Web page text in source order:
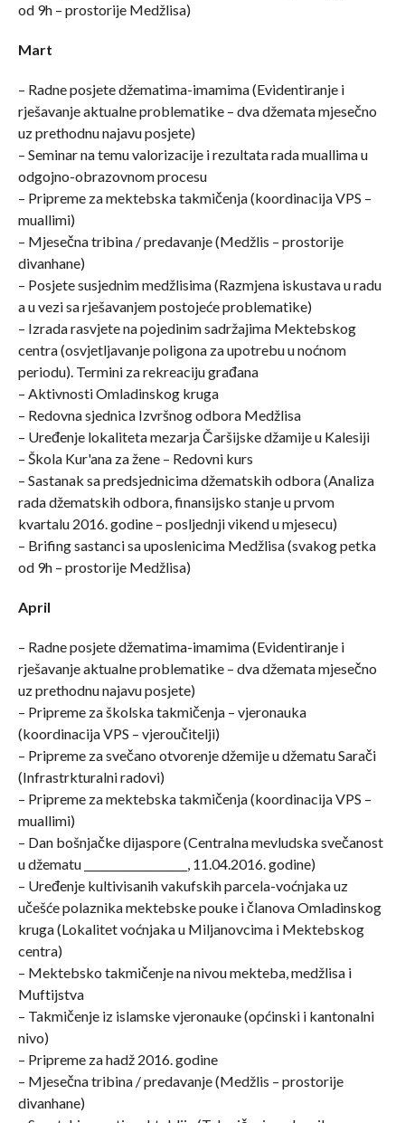
od 9h – prostorije Medžlisa)
Mart
– Radne posjete džematima-imamima (Evidentiranje i
rješavanje aktualne problematike – dva džemata mjesečno
uz prethodnu najavu posjete)
– Seminar na temu valorizacije i rezultata rada muallima u
odgojno-obrazovnom procesu
– Pripreme za mektebska takmičenja (koordinacija VPS –
muallimi)
– Mjesečna tribina / predavanje (Medžlis – prostorije
divanhane)
– Posjete susjednim medžlisima (Razmjena iskustava u radu
a u vezi sa rješavanjem postojeće problematike)
– Izrada rasvjete na pojedinim sadržajima Mektebskog
centra (osvjetljavanje poligona za upotrebu u noćnom
periodu). Termini za rekreaciju građana
– Aktivnosti Omladinskog kruga
– Redovna sjednica Izvršnog odbora Medžlisa
– Uređenje lokaliteta mezarja Čaršijske džamije u Kalesiji
– Škola Kur'ana za žene – Redovni kurs
– Sastanak sa predsjednicima džematskih odbora (Analiza
rada džematskih odbora, finansijsko stanje u prvom
kvartalu 2016. godine – posljednji vikend u mjesecu)
– Brifing sastanci sa uposlenicima Medžlisa (svakog petka
od 9h – prostorije Medžlisa)
April
– Radne posjete džematima-imamima (Evidentiranje i
rješavanje aktualne problematike – dva džemata mjesečno
uz prethodnu najavu posjete)
– Pripreme za školska takmičenja – vjeronauka
(koordinacija VPS – vjeroučitelji)
– Pripreme za svečano otvorenje džemije u džematu Sarači
(Infrastrkturalni radovi)
– Pripreme za mektebska takmičenja (koordinacija VPS –
muallimi)
– Dan bošnjačke dijaspore (Centralna mevludska svečanost
u džematu ___________________, 11.04.2016. godine)
– Uređenje kultivisanih vakufskih parcela-voćnjaka uz
učešće polaznika mektebske pouke i članova Omladinskog
kruga (Lokalitet voćnjaka u Miljanovcima i Mektebskog
centra)
– Mektebsko takmičenje na nivou mekteba, medžlisa i
Muftijstva
– Takmičenje iz islamske vjeronauke (općinski i kantonalni
nivo)
– Pripreme za hadž 2016. godine
– Mjesečna tribina / predavanje (Medžlis – prostorije
divanhane)